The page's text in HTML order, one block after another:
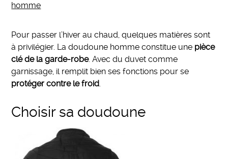
homme
Pour passer l’hiver au chaud, quelques matières sont
à privilégier. La doudoune homme constitue une pièce
clé de la garde-robe. Avec du duvet comme
garnissage, il remplit bien ses fonctions pour se
protéger contre le froid.
Choisir sa doudoune